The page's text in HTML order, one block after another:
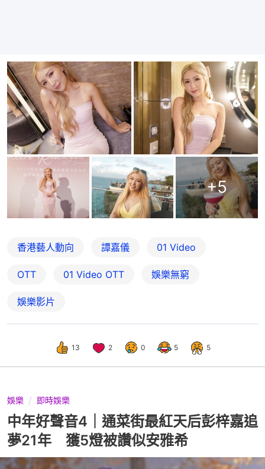
+5
香港藝人動向 譚嘉儀 01 Video
OTT 01‌ ‌Video‌ ‌OTT 娛樂無窮
娛樂影片
13 2 0 5 5
娛樂 即時娛樂
中年好聲音4｜通菜街最紅天后彭梓嘉追
夢21年 獲5燈被讚似安雅希